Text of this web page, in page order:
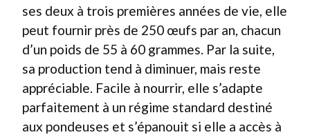
ses deux à trois premières années de vie, elle
peut fournir près de 250 œufs par an, chacun
d’un poids de 55 à 60 grammes. Par la suite,
sa production tend à diminuer, mais reste
appréciable. Facile à nourrir, elle s’adapte
parfaitement à un régime standard destiné
aux pondeuses et s’épanouit si elle a accès à